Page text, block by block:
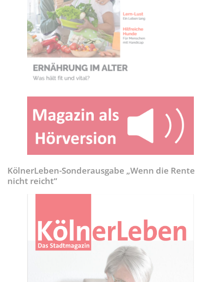
KölnerLeben-Sonderausgabe „Wenn die Rente
nicht reicht“